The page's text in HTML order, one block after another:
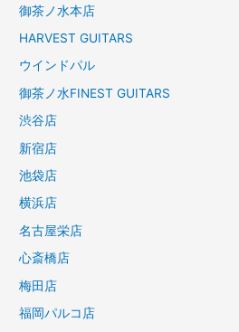
御茶ノ水本店
HARVEST GUITARS
ウインドパル
御茶ノ水FINEST GUITARS
渋谷店
新宿店
池袋店
横浜店
名古屋栄店
心斎橋店
梅田店
福岡パルコ店